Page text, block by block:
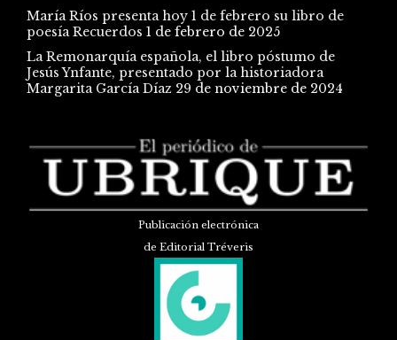
María Ríos presenta hoy 1 de febrero su libro de
poesía Recuerdos 1 de febrero de 2025
La Remonarquía española, el libro póstumo de
Jesús Ynfante, presentado por la historiadora
Margarita García Díaz 29 de noviembre de 2024
Publicación electrónica
de Editorial Tréveris